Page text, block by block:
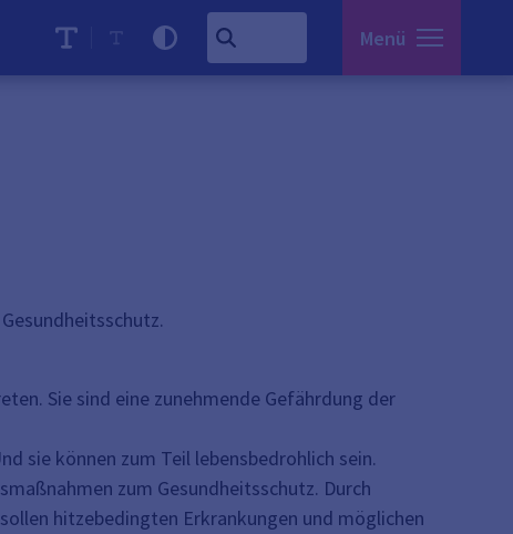
Menü
Sie sind eine zunehmende Gefährdung der
sie können zum Teil lebensbedrohlich sein.
zum Gesundheitsschutz. Durch
hitzebedingten Erkrankungen und möglichen